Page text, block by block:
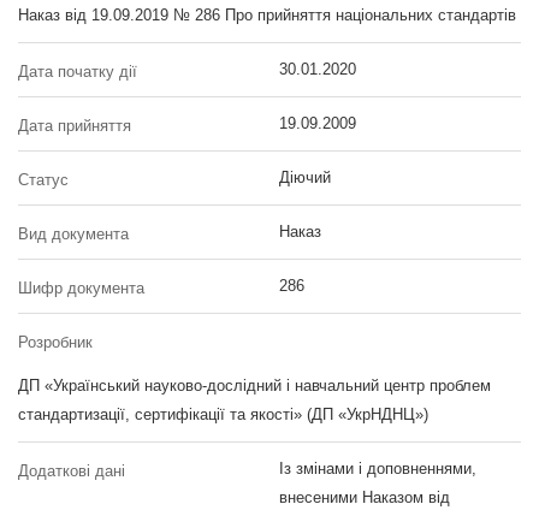
Наказ від 19.09.2019 № 286 Про прийняття національних стандартів
Дата початку дії 30.01.2020
Дата прийняття 19.09.2009
Статус Діючий
Вид документа Наказ
Шифр документа 286
Розробник
ДП «Український науково-дослідний і навчальний центр проблем
стандартизації, сертифікації та якості» (ДП «УкрНДНЦ»)
Додаткові дані
Із змінами і доповненнями,
внесеними Наказом від